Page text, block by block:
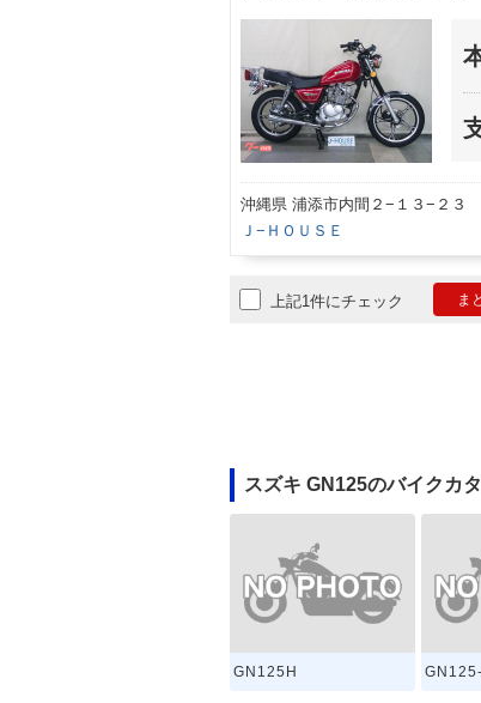
沖縄県 浦添市内間２−１３−２３
Ｊ−ＨＯＵＳＥ
上記1件にチェック ま
スズキ GN125のバイクカ
GN125H